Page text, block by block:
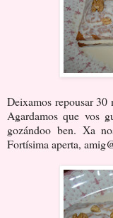
Deixamos repousar 30
Agardamos que vos
gozándoo ben. Xa
Fortísima aperta,